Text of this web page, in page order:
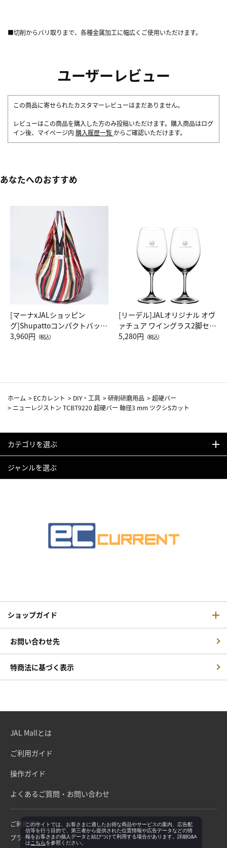
■切削からバリ取りまで、各種金属加工に幅広くご使用いただけます。
ユーザーレビュー
この商品に寄せられたカスタマーレビューはまだありません。
レビューはこの商品を購入した方のみ投稿いただけます。購入商品はログ
イン後、マイページ内 購入履歴一覧 からご確認いただけます。
あなたへのおすすめ
[マーナxJALショッピン
グ]Shupattoコンパクトバッグ
Drop JAL客室乗務員（LC）ス
3,960円 （税込）
[リーデル]JALオリジナル オヴ
ァチュア ワイングラス2脚セッ
ト（レッドワイン）
5,280円 （税込）
ホーム > ECカレント > DIY・工具 >研削研磨用品 >超硬バー
> ニューレジストン TCBT9220 超硬バー 軸径3 mm ツクシSカット
カテゴリを選ぶ
ジャンルを選ぶ
ショップガイド
お問い合わせ先
特商法に基づく表示
JAL Mallとは
ご利用ガイド
操作ガイド
よくあるご質問・お問い合わせ
ご利用規約
プライバシーポリシー
このサイトでは、お客さまに適したお得な商品やサービスの案内、広告配
信等を行う目的で、第三者から提供された位置情報や広告データなどの情
報をお客さまの個人データと結びつけて利用する場合があります。詳細Q&A
は こちらを参照ください。